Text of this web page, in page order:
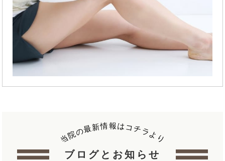
当院の最新情報はコ チラより
ブログとお知らせ